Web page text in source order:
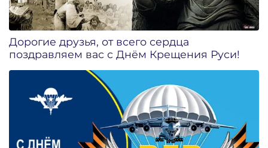
Дорогие друзья, от всего сердца
поздравляем вас с Днём Крещения Руси!